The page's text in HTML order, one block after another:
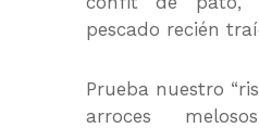
pescado recién
Prueba nuestro
arroces